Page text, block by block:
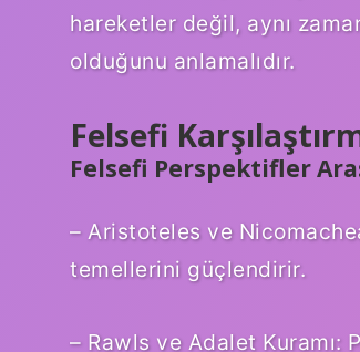
hareketler değil, aynı
olduğunu anlamalıdır.
Felsefi
Felsefi Perspektifler
– Aristoteles ve
temellerini güçlendirir.
– Rawls ve Adalet Kuramı: